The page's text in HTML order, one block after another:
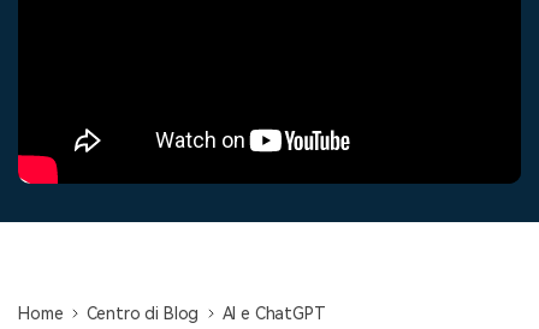
Home Centro di Blog
AI e ChatGPT